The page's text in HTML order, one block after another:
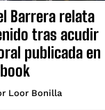
Barrera relata
tras acudir
publicada en
Loor Bonilla